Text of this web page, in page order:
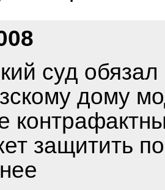
суд
дому
защитить